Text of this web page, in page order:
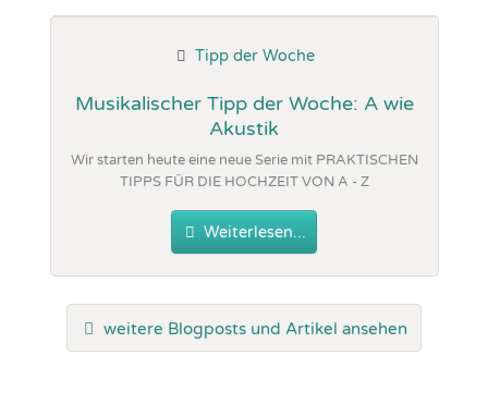
Musikalischer Tipp der Woche: A wie
Akustik
Tipp der Woche
Wir starten heute eine neue Serie mit PRAKTISCHEN
TIPPS FÜR DIE HOCHZEIT VON A - Z
Weiterlesen...
weitere Blogposts und Artikel ansehen